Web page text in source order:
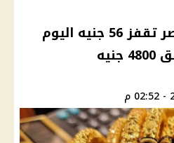
أسعار الذهب في مصر تقفز 56 جنيه اليوم